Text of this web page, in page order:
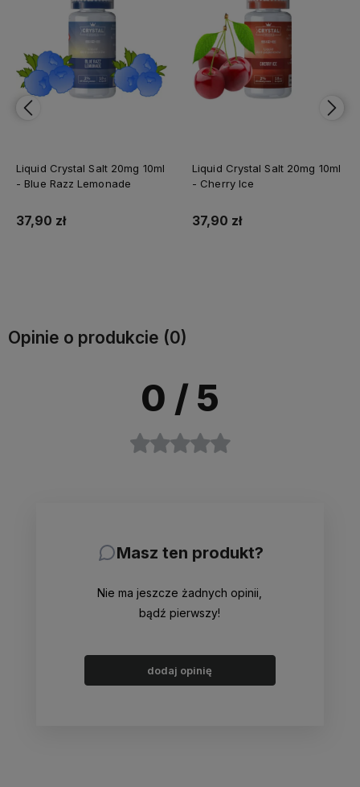
Liquid Crystal Salt 20mg 10ml
- Blue Razz Lemonade
37,90 zł
Liquid Crystal Salt 20mg 10ml
- Cherry Ice
37,90 zł
Opinie o produkcie (0)
0 / 5
Masz ten produkt?
Nie ma jeszcze żadnych opinii,
bądź pierwszy!
dodaj opinię